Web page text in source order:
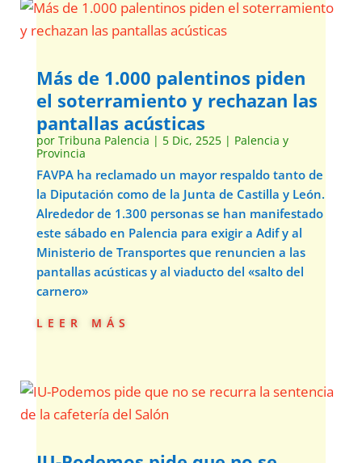
Más de 1.000 palentinos piden
el soterramiento y rechazan las
pantallas acústicas
por Tribuna Palencia | 5 Dic, 2525| Palencia y
Provincia
FAVPA ha reclamado un mayor respaldo tanto de
la Diputación como de la Junta de Castilla y León.
Alrededor de 1.300 personas se han manifestado
este sábado en Palencia para exigir a Adif y al
Ministerio de Transportes que renuncien a las
pantallas acústicas y al viaducto del «salto del
carnero»
leer más